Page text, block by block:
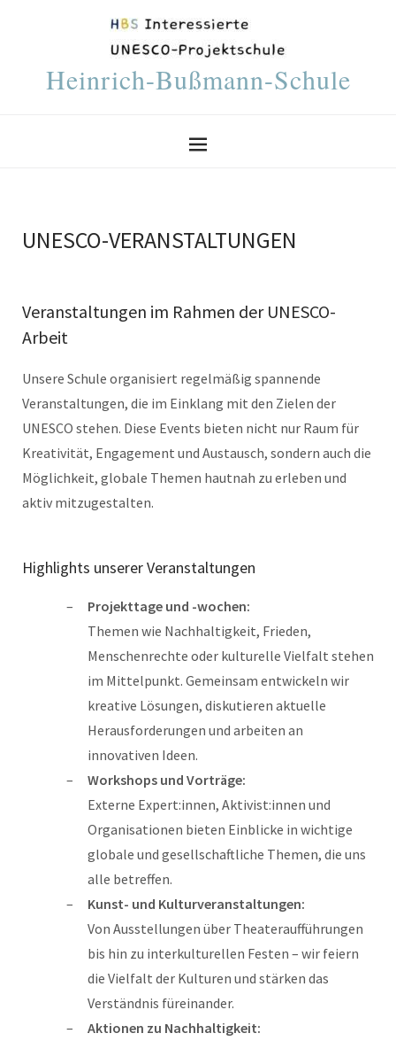
Heinrich-Bußmann-Schule
UNESCO-VERANSTALTUNGEN
Veranstaltungen im Rahmen der UNESCO-
Arbeit
Unsere Schule organisiert regelmäßig spannende
Veranstaltungen, die im Einklang mit den Zielen der
UNESCO stehen. Diese Events bieten nicht nur Raum für
Kreativität, Engagement und Austausch, sondern auch die
Möglichkeit, globale Themen hautnah zu erleben und
aktiv mitzugestalten.
Highlights unserer Veranstaltungen
Projekttage und -wochen:
Themen wie Nachhaltigkeit, Frieden,
Menschenrechte oder kulturelle Vielfalt stehen
im Mittelpunkt. Gemeinsam entwickeln wir
kreative Lösungen, diskutieren aktuelle
Herausforderungen und arbeiten an
innovativen Ideen.
Workshops und Vorträge:
Externe Expert:innen, Aktivist:innen und
Organisationen bieten Einblicke in wichtige
globale und gesellschaftliche Themen, die uns
alle betreffen.
Kunst- und Kulturveranstaltungen:
Von Ausstellungen über Theateraufführungen
bis hin zu interkulturellen Festen – wir feiern
die Vielfalt der Kulturen und stärken das
Verständnis füreinander.
Aktionen zu Nachhaltigkeit: